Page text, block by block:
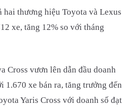
hai thương hiệu Toyota và Lexus
xe, tăng 12% so với tháng
Cross vươn lên dẫn đầu doanh
1.670 xe bán ra, tăng trưởng đến
Yaris Cross với doanh số đạt